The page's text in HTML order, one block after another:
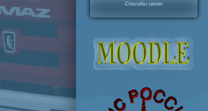
Способы связи